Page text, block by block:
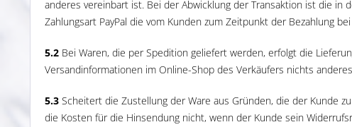
anderes vereinbart ist. Bei der Abwicklung der Transaktion ist die in
Zahlungsart PayPal die vom Kunden zum Zeitpunkt der Bezahlung
5.2 Bei Waren, die per Spedition geliefert werden, erfolgt die
Versandinformationen im Online-Shop des Verkäufers nichts
5.3 Scheitert die Zustellung der Ware aus Gründen, die der Kunde
die Kosten für die Hinsendung nicht, wenn der Kunde sein